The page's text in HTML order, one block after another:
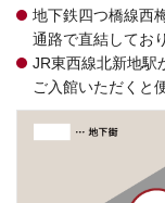
地下鉄四つ橋線西
通路で直結してお
JR東西線北新地駅
ご入館いただくと